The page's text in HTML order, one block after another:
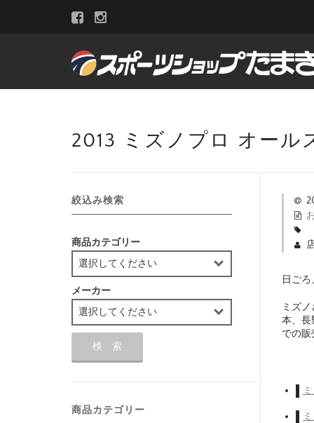
2013 ミズノプロ オール
日ご
ミズ
本、長
での販
絞込み検索
商品カテゴリー
メーカー
商品カテゴリー